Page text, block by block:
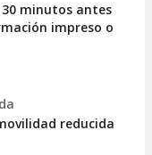
minutos antes
impreso o
reducida